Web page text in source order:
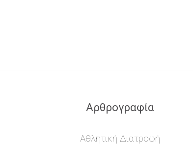
Αρθρογραφία
Αθλητική Διατροφή